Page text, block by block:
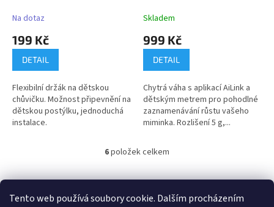
Tento web používá soubory cookie. Dalším procházením
Na dotaz
199 Kč
DETAIL
Flexibilní držák na dětskou
chůvičku. Možnost připevnění na
dětskou postýlku, jednoduchá
instalace.
Skladem
999 Kč
DETAIL
Chytrá váha s aplikací AiLink a
dětským metrem pro pohodlné
zaznamenávání růstu vašeho
miminka. Rozlišení 5 g,...
O
l
á
d
6položek celkem
Z
100 % zákazníků Heureka.cz nás doporučuje! Zboží.cz Firmy.cz